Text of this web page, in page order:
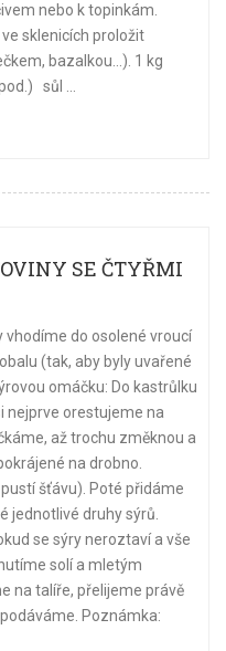
nebo k topinkám.
sklenicích proložit
bazalkou…). 1 kg
sůl ...
SE ČTYŘMI
vhodíme do osolené vroucí
(tak, aby byly uvařené
omáčku: Do kastrůlku
nejprve orestujeme na
až trochu změknou a
na drobno.
šťávu). Poté přidáme
jednotlivé druhy sýrů.
se sýry neroztaví a vše
solí a mletým
na talíře, přelijeme právě
Poznámka: